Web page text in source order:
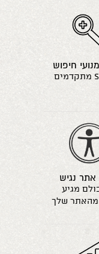
חיפוש
אתר נגיש
מגיע
מהאתר שלך